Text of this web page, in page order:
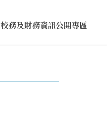
校務及財務資訊公開專區